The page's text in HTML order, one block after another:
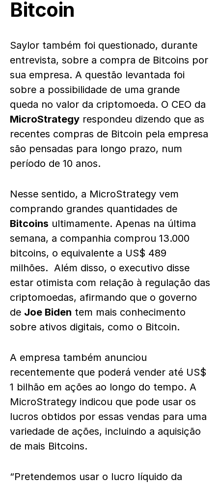
Bitcoin
Saylor também foi questionado, durante
entrevista, sobre a compra de Bitcoins por
sua empresa. A questão levantada foi
sobre a possibilidade de uma grande
queda no valor da criptomoeda. O CEO da
MicroStrategy respondeu dizendo que as
recentes compras de Bitcoin pela empresa
são pensadas para longo prazo, num
período de 10 anos.
Nesse sentido, a MicroStrategy vem
comprando grandes quantidades de
Bitcoins ultimamente. Apenas na última
semana, a companhia comprou 13.000
bitcoins, o equivalente a US$ 489
milhões. Além disso, o executivo disse
estar otimista com relação à regulação das
criptomoedas, afirmando que o governo
de Joe Biden tem mais conhecimento
sobre ativos digitais, como o Bitcoin.
A empresa também anunciou
recentemente que poderá vender até US$
1 bilhão em ações ao longo do tempo. A
MicroStrategy indicou que pode usar os
lucros obtidos por essas vendas para uma
variedade de ações, incluindo a aquisição
de mais Bitcoins.
“Pretendemos usar o lucro líquido da